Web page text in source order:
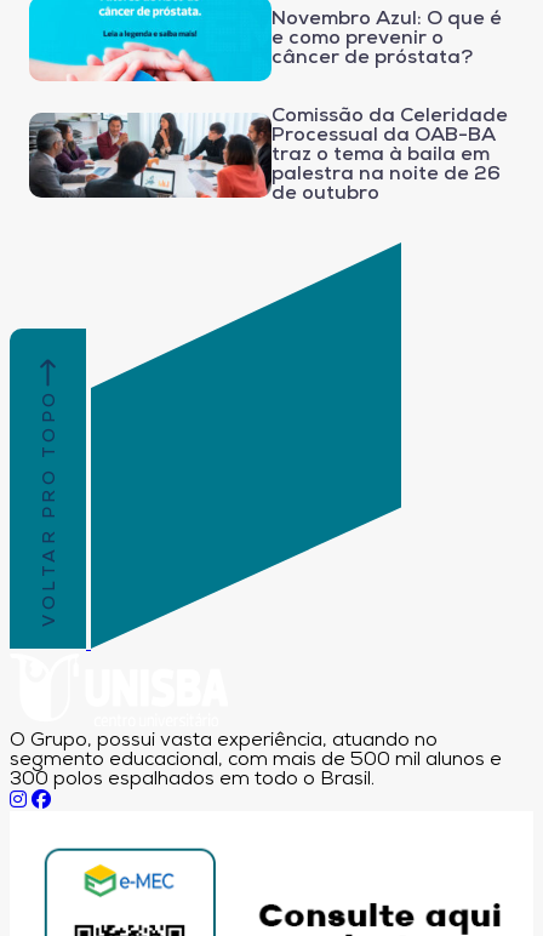
Novembro Azul: O que é
e como prevenir o
câncer de próstata?
Comissão da Celeridade
Processual da OAB-BA
traz o tema à baila em
palestra na noite de 26
de outubro
VOLTAR PRO TOPO
O Grupo, possui vasta experiência, atuando no
segmento educacional, com mais de 500 mil alunos e
300 polos espalhados em todo o Brasil.